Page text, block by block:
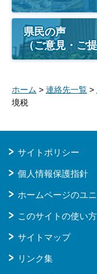
県民の声
（ご意見・ご提
ホーム > 連絡先一覧 >
境税
サイトポリシー
個人情報保護指針
ホームページのユ
このサイトの使い方
サイトマップ
リンク集